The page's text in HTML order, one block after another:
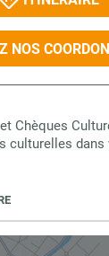
NOS
Chèques
culturelles dans